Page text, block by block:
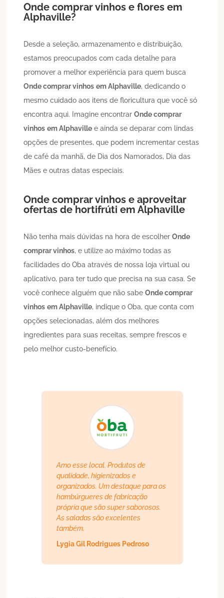
Onde comprar vinhos e floresem
Alphaville?
Desde a seleção, armazenamento e distribuição,
estamos preocupados com cada detalhe para
promover a melhor experiência para quem busca
Onde comprar vinhos em Alphaville, dedicando o
mesmo cuidado aos itens de floricultura que você só
encontra aqui. Imagine encontrarOnde comprar
vinhos em Alphaville e ainda se deparar com lindas
opções de presentes, que podem incrementar cestas
de café da manhã, de Dia dos Namorados, Dia das
Mães e outras datas especiais.
Onde comprar vinhos e aproveitar
ofertas de hortifrútiem Alphaville
Não tenha mais dúvidas na hora de escolherOnde
comprar vinhos, e utilize ao máximo todas as
facilidades do Oba através de nossa loja virtual ou
aplicativo, para ter tudo que precisa na sua casa. Se
você conhece alguém que não sabeOnde comprar
vinhos em Alphaville, indique o Oba, que conta com
opções selecionadas, além dos melhores
ingredientes para suas receitas, sempre frescos e
pelo melhor custo-benefício.
Amo esse local. Produtos de
qualidade, higienizados e
organizados. Um destaque para os
hambúrgueres de fabricação
própria que são super saborosos.
As saladas são excelentes
também.
Lygia Gil Rodrigues Pedroso